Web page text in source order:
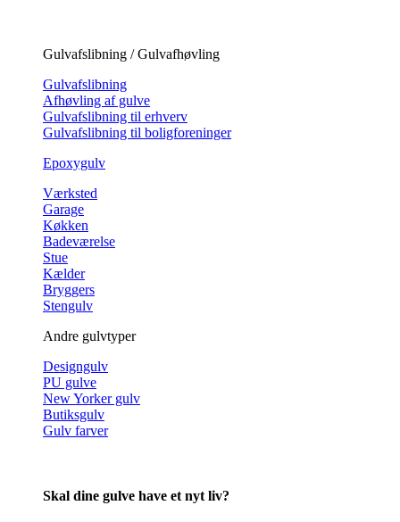
Gulvafslibning / Gulvafhøvling
Gulvafslibning
Afhøvling af gulve
Gulvafslibning til erhverv
Gulvafslibning til boligforeninger
Epoxygulv
Værksted
Garage
Køkken
Badeværelse
Stue
Kælder
Bryggers
Stengulv
Andre gulvtyper
Designgulv
PU gulve
New Yorker gulv
Butiksgulv
Gulv farver
Skal dine gulve have et nyt liv?